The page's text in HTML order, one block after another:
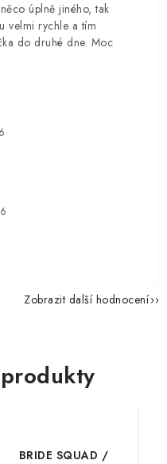
úplně jiného, tak
velmi rychle a tím
do druhé dne. Moc
Zobrazit další hodnocení
BRIDE SQUAD /